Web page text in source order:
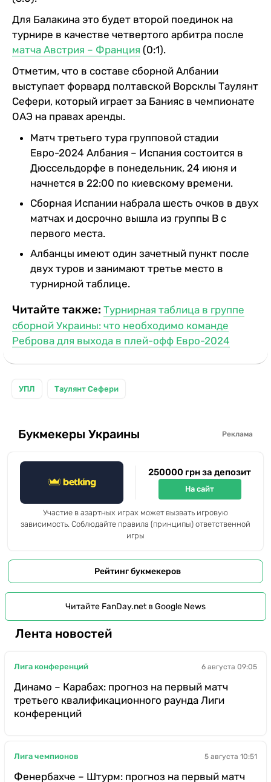
Для Балакина это будет второй поединок на
турнире в качестве четвертого арбитра после
матча Австрия – Франция (0:1).
Отметим, что в составе сборной Албании
выступает форвард полтавской Ворсклы Таулянт
Сефери, который играет за Банияс в чемпионате
ОАЭ на правах аренды.
Матч третьего тура групповой стадии
Евро-2024 Албания – Испания состоится в
Дюссельдорфе в понедельник, 24 июня и
начнется в 22:00 по киевскому времени.
Сборная Испании набрала шесть очков в двух
матчах и досрочно вышла из группы B с
первого места.
Албанцы имеют один зачетный пункт после
двух туров и занимают третье место в
турнирной таблице.
Читайте также: Турнирная таблица в группе
сборной Украины: что необходимо команде
Реброва для выхода в плей-офф Евро-2024
УПЛ Таулянт Сефери
Букмекеры Украины Реклама
250000 грн за депозит
На сайт
Участие в азартных играх может вызвать игровую
зависимость. Соблюдайте правила (принципы) ответственной
игры
Рейтинг букмекеров
Читайте FanDay.net в Google News
Лента новостей
Лига конференций 6 августа 09:05
Динамо – Карабах: прогноз на первый матч
третьего квалификационного раунда Лиги
конференций
Лига чемпионов 5 августа 10:51
Фенербахче – Штурм: прогноз на первый матч